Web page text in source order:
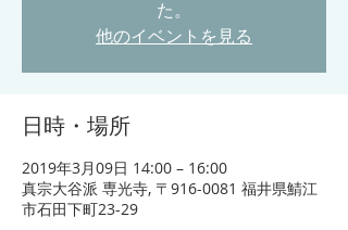
た。
他のイベントを見る
日時・場所
2019年3月09日 14:00 – 16:00
真宗大谷派 専光寺, 〒916-0081 福井県鯖江
市石田下町23-29